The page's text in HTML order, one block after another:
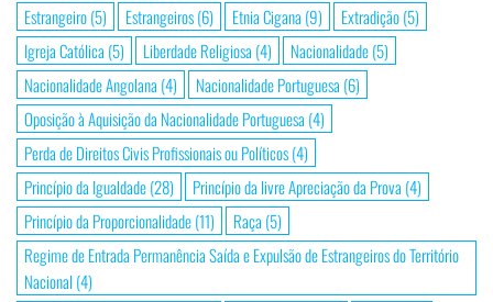
Estrangeiro(5) Estrangeiros(6) Etnia Cigana (9) Extradição(5)
Igreja Católica (5) Liberdade Religiosa (4) Nacionalidade(5)
Nacionalidade Angolana (4) Nacionalidade Portuguesa (6)
Oposição à Aquisição da Nacionalidade Portuguesa (4)
Perda de Direitos Civis Profissionais ou Políticos(4)
Princípio da Igualdade(28) Princípio da livre Apreciação da Prova (4)
Princípio da Proporcionalidade(11) Raça (5)
Regime de Entrada Permanência Saída e Expulsão de Estrangeiros do Território
Nacional (4)